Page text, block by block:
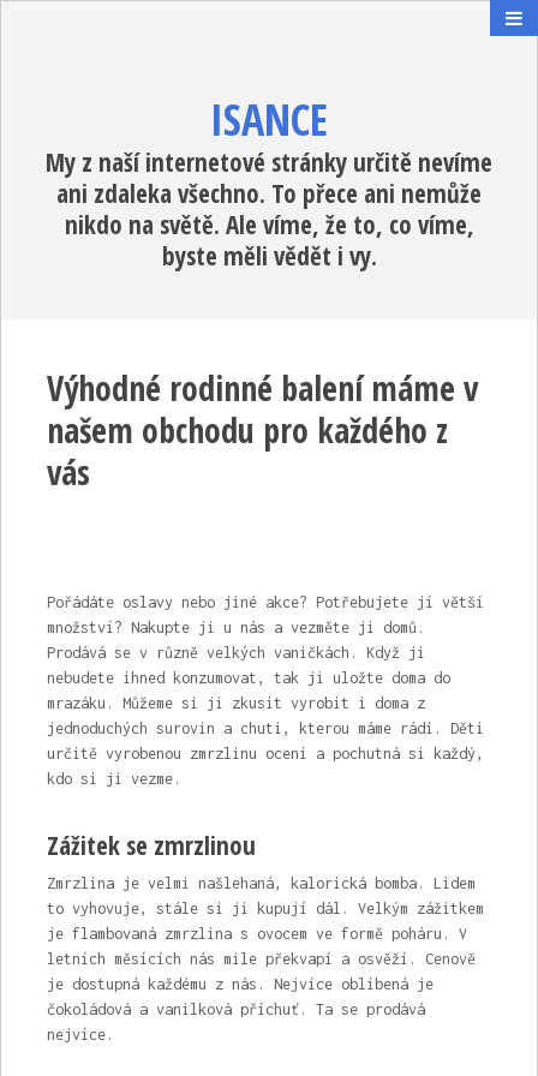
ISANCE
My z naší internetové stránky určitě nevíme
ani zdaleka všechno. To přece ani nemůže
nikdo na světě. Ale víme, že to, co víme,
byste měli vědět i vy.
Výhodné rodinné balení máme v
našem obchodu pro každého z
vás
Pořádáte oslavy nebo jiné akce? Potřebujete jí větší
množství? Nakupte ji u nás a vezměte ji domů.
Prodává se v různě velkých vaničkách. Když ji
nebudete ihned konzumovat, tak ji uložte doma do
mrazáku. Můžeme si ji zkusit vyrobit i doma z
jednoduchých surovin a chuti, kterou máme rádi. Děti
určitě vyrobenou zmrzlinu ocení a pochutná si každý,
kdo si ji vezme.
Zážitek se zmrzlinou
Zmrzlinaje velmi našlehaná, kalorická bomba. Lidem
to vyhovuje, stále si ji kupují dál. Velkým zážitkem
je flambovaná zmrzlina s ovocem ve formě poháru. V
letních měsících nás mile překvapí a osvěží. Cenově
je dostupná každému z nás. Nejvíce oblíbená je
čokoládová a vanilková příchuť. Ta se prodává
nejvíce.